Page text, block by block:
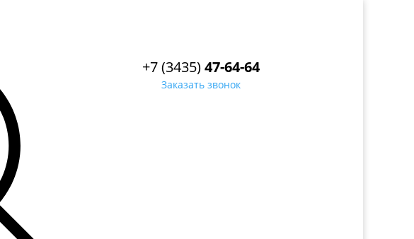
+7 (3435)47-64-64
Заказать звонок